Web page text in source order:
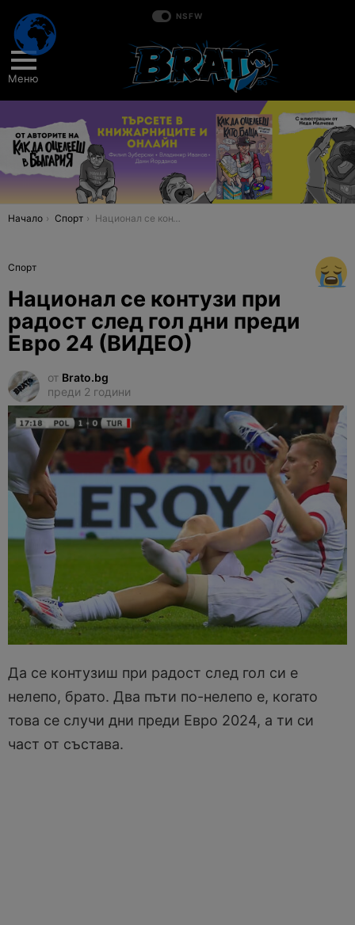
NSFW
Меню
You are here:
Начало Спорт Национал се контузи при радост след гол дни преди Евро 24 (ВИДЕО)
Спорт
Национал се контузи при
радост след гол дни преди
Евро 24 (ВИДЕО)
от Brato.bg
преди 2 години
Да се контузиш при радост след гол си е
нелепо, брато. Два пъти по-нелепо е, когато
това се случи дни преди Евро 2024, а ти си
част от състава.